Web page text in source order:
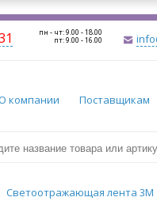
пн - чт: 9.00 - 18.00
пт: 9.00 - 16.00
компании Поставщикам
Светоотражающая лента 3M